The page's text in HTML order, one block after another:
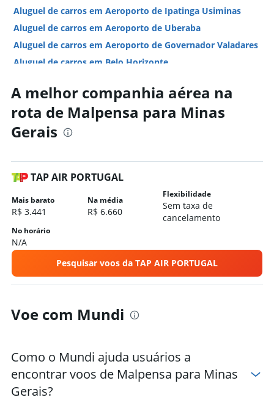
Aluguel de carros em Aeroporto de Ipatinga Usiminas
Aluguel de carros em Aeroporto de Uberaba
Aluguel de carros em Aeroporto de Governador Valadares
Aluguel de carros em Belo Horizonte
Aluguel de carros em Montes Claros
Aluguel de carros em Confins
Hotéis em Minas Gerais
Hotéis em Poços de Caldas
Hotéis em Capitólio
Hotéis em Ouro Preto
Hotéis em Uberlândia
Hotéis em Monte Verde
Hotéis em São Thomé das Letras
Hotéis em Juiz de Fora
Hotéis em Tiradentes
Hotéis em Montes Claros
A melhor companhia aérea na
rota de Malpensa para Minas
Gerais
TAP AIR PORTUGAL
Mais barato
R$ 3.441
Na média
R$ 6.660
Flexibilidade
Sem taxa de
cancelamento
No horário
N/A
Pesquisar voos da TAP AIR PORTUGAL
Voe com Mundi
Como o Mundi ajuda usuários a
encontrar voos de Malpensa para Minas
Gerais?